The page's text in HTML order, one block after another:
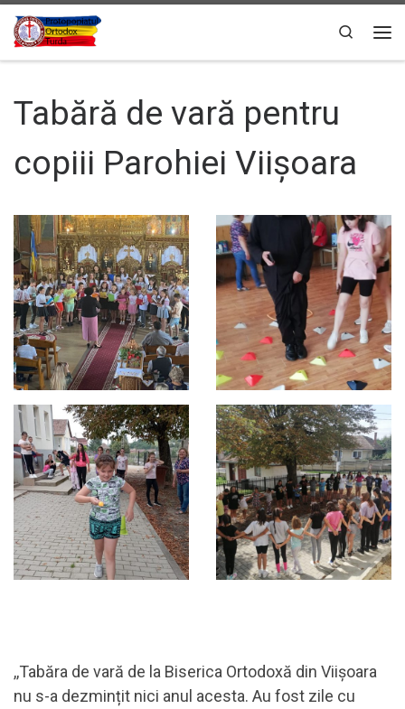
Sari la conținut
Search
Tabără de vară pentru
copiii Parohiei Viișoara
,,Tabăra de vară de la Biserica Ortodoxă din Viișoara
nu s-a dezmințit nici anul acesta. Au fost zile cu